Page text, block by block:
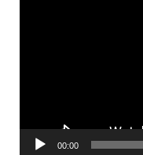
00:00